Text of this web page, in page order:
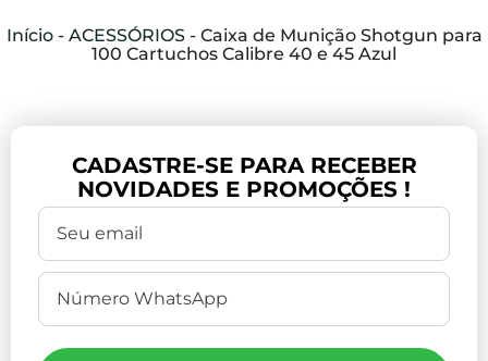
Início- ACESSÓRIOS- Caixa de Munição Shotgun para
100 Cartuchos Calibre 40 e 45 Azul
CADASTRE-SE PARA RECEBER
NOVIDADES E PROMOÇÕES !